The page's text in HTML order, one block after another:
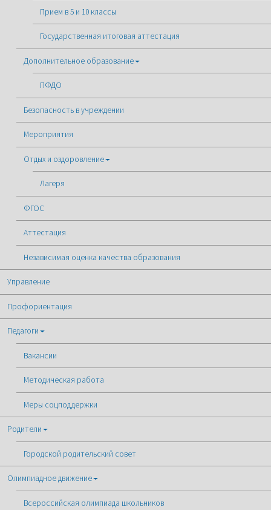
Прием в 5 и 10 классы
Государственная итоговая аттестация
Дополнительное образование
ПФДО
Безопасность в учреждении
Мероприятия
Отдых и оздоровление
Лагеря
ФГОС
Аттестация
Независимая оценка качества образования
Управление
Профориентация
Педагоги
Вакансии
Методическая работа
Меры соцподдержки
Родители
Городской родительский совет
Олимпиадное движение
Всероссийская олимпиада школьников